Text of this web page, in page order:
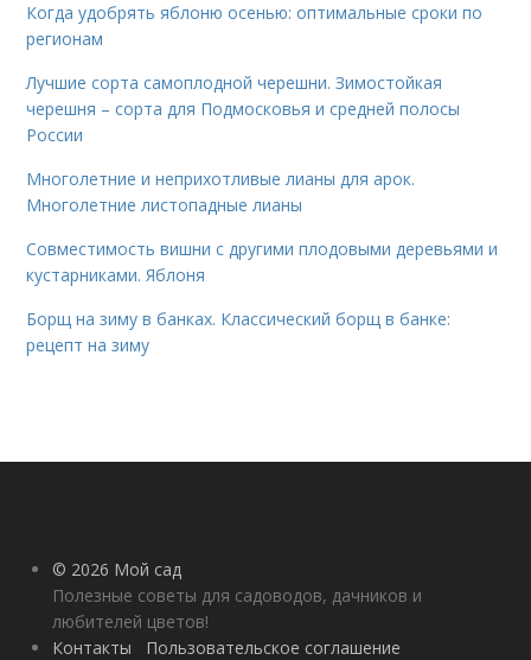
Когда удобрять яблоню осенью: оптимальные сроки по
регионам
Лучшие сорта самоплодной черешни. Зимостойкая
черешня – сорта для Подмосковья и средней полосы
России
Многолетние и неприхотливые лианы для арок.
Многолетние листопадные лианы
Совместимость вишни с другими плодовыми деревьями и
кустарниками. Яблоня
Борщ на зиму в банках. Классический борщ в банке:
рецепт на зиму
© 2026 Мой сад
Полезные советы для садоводов, дачников и
любителей цветов!
Контакты
Пользовательское соглашение